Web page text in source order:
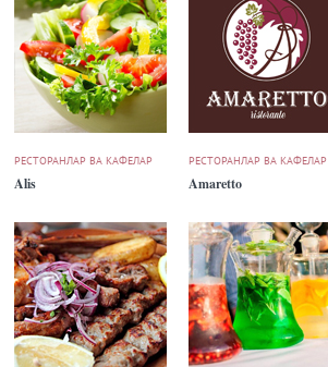
РЕСТОРАНЛАР ВА КАФЕЛАР
Alis
РЕСТОРАНЛАР ВА КАФЕЛАР
Amaretto